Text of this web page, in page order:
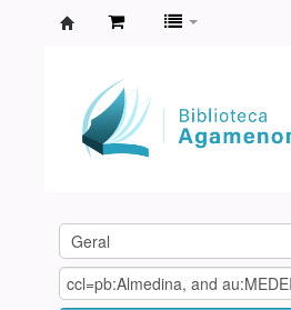
Agamenon
Magalhães